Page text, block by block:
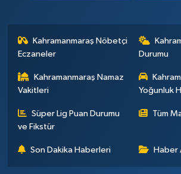
Kahramanmaraş Nöbetçi
Eczaneler
Durumu
Kahramanmaraş Namaz
Vakitleri
Yoğunluk
Süper Lig Puan Durumu
ve Fikstür
Tüm
Son Dakika Haberleri Haber